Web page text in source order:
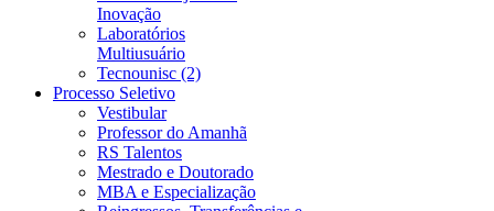
Inovação
Laboratórios
Multiusuário
Tecnounisc (2)
Processo Seletivo
Vestibular
Professor do Amanhã
RS Talentos
Mestrado e Doutorado
MBA e Especialização